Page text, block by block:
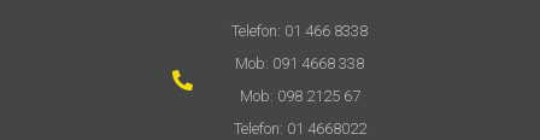
Telefon: 01 466 8338
Mob: 091 4668 338
Mob: 098 2125 67
Telefon: 01 4668022